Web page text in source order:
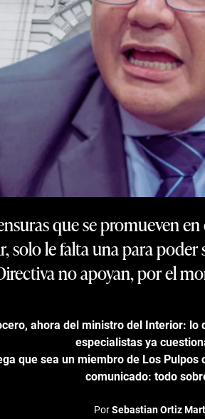
que se promueven
solo le falta una para
no apoyan, por el
ahora del ministro del Interior: lo
especialistas ya
que sea un miembro de Los
comunicado: todo
PorSebastian Ortiz